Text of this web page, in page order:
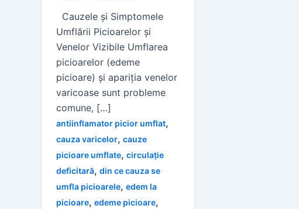
Cauzele și Simptomele
Umflării Picioarelor și
Venelor Vizibile Umflarea
picioarelor (edeme
picioare) și apariția venelor
varicoase sunt probleme
comune, […]
antiinflamator picior umflat,
cauza varicelor, cauze
picioare umflate, circulație
deficitară, din ce cauza se
umfla picioarele, edem la
picioare, edeme picioare,